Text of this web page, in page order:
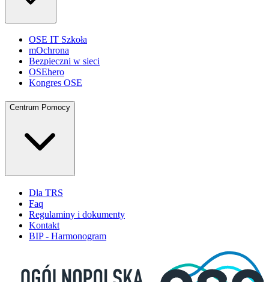
OSE IT Szkoła
mOchrona
Bezpieczni w sieci
OSEhero
Kongres OSE
Centrum Pomocy
Dla TRS
Faq
Regulaminy i dokumenty
Kontakt
BIP - Harmonogram